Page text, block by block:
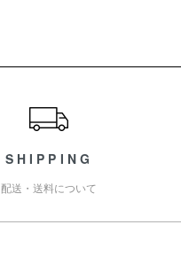
SHIPPING
配送・送料について